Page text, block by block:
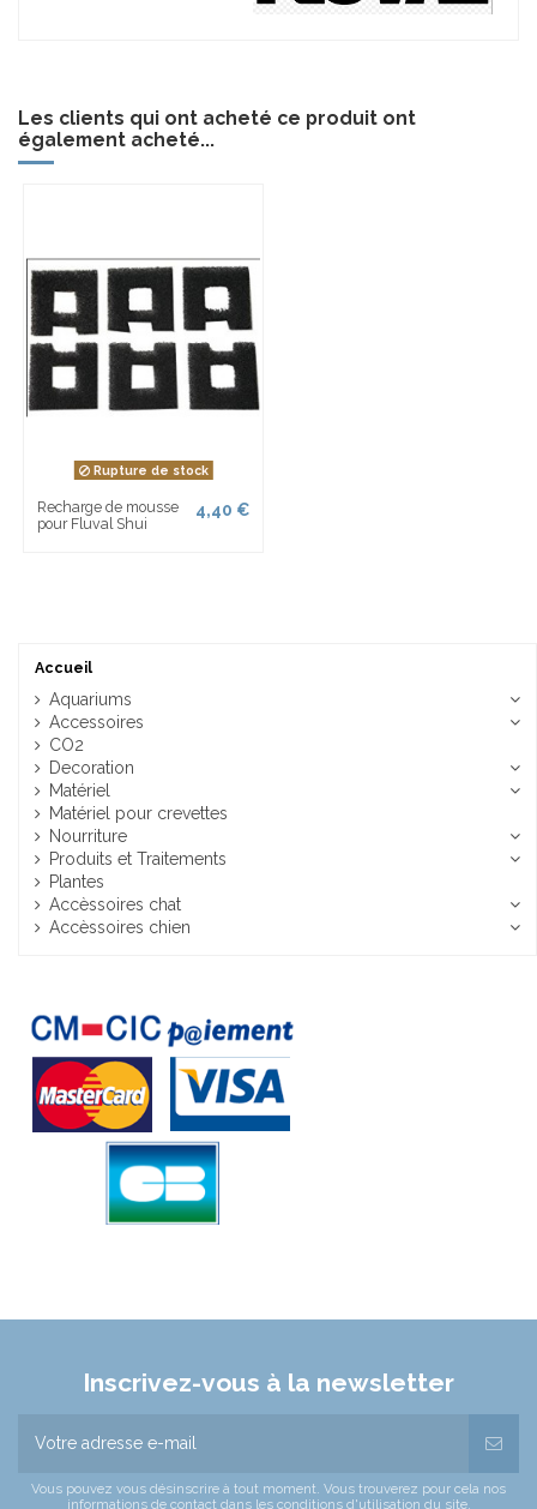
Les clients qui ont acheté ce produit ont
également acheté...
Rupture de stock
Recharge de mousse
pour Fluval Shui
4,40 €
Accueil
Aquariums
Accessoires
CO2
Decoration
Matériel
Matériel pour crevettes
Nourriture
Produits et Traitements
Plantes
Accèssoires chat
Accèssoires chien
Inscrivez-vous à la newsletter
Vous pouvez vous désinscrire à tout moment. Vous trouverez pour cela nos
informations de contact dans les conditions d'utilisation du site.